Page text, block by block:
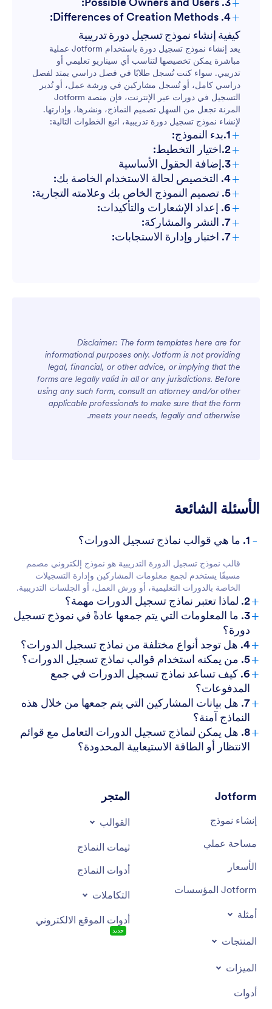
التسجيل في ورش العمل والندوات:
التسجيل في الدورة التدريبية عبر الإنترنت:
برامج التدريب للشركات:
الأنشطة اللامنهجية:
+
4. Differences of Creation Methods:
التسجيل الأكاديمي:
ورش العمل/الندوات:
الدورات التدريبية عبر الإنترنت:
التدريب المؤسسي:
كيفية إنشاء نموذج تسجيل دورة تدريبية
يعد إنشاء نموذج تسجيل دورة باستخدام Jotform عملية
مباشرة يمكن تخصيصها لتناسب أي سيناريو تعليمي أو
تدريبي. سواء كنت تُسجل طلابًا في فصل دراسي يمتد لفصل
دراسي كامل، أو تُسجل مشاركين في ورشة عمل، أو تُدير
التسجيل في دورات عبر الإنترنت، فإن منصة Jotform
المرنة تجعل من السهل تصميم النماذج، ونشرها، وإدارتها.
لإنشاء نموذج تسجيل دورة تدريبية، اتبع الخطوات التالية:
+1.بدء النموذج:
+2.اختيار التخطيط:
+3.إضافة الحقول الأساسية
+4. التخصيص لحالة الاستخدام الخاصة بك:
+5. تصميم النموذج الخاص بك وعلامته التجارية:
+6. إعداد الإشعارات والتأكيدات:
+7. النشر والمشاركة:
+7. اختبار وإدارة الاستجابات:
Disclaimer: The form templates here are for
informational purposes only. Jotform is not providing
legal, financial, or other advice, or implying that the
forms are legally valid in all or any jurisdictions. Before
using any such form, consult an attorney and/or other
applicable professionals to make sure that the form
meets your needs, legally and otherwise.
الأسئلة الشائعة
- 1. ما هي قوالب نماذج تسجيل الدورات؟
قالب نموذج تسجيل الدورة التدريبية هو نموذج إلكتروني مصمم
مسبقًا يستخدم لجمع معلومات المشاركين وإدارة التسجيلات
الخاصة بالدورات التعليمية، أو ورش العمل، أو الجلسات التدريبية.
+2. لماذا تعتبر نماذج تسجيل الدورات مهمة؟
+
3. ما المعلومات التي يتم جمعها عادةً في نموذج تسجيل
دورة؟
+4. هل توجد أنواع مختلفة من نماذج تسجيل الدورات؟
+5. من يمكنه استخدام قوالب نماذج تسجيل الدورات؟
+
6. كيف تساعد نماذج تسجيل الدورات في جمع
المدفوعات؟
+
7. هل بيانات المشاركين التي يتم جمعها من خلال هذه
النماذج آمنة؟
+
8. هل يمكن لنماذج تسجيل الدورات التعامل مع قوائم
الانتظار أو الطاقة الاستيعابية المحدودة؟
Jotform
إنشاء نموذج
مساحة عملي
الأسعار
Jotform المؤسسات
أمثلة
المنتجات
الميزات
أدوات
المتجر
القوالب
ثيمات النماذج
أدوات النماذج
التكاملات
أدوات الموقع الالكتروني
جديد